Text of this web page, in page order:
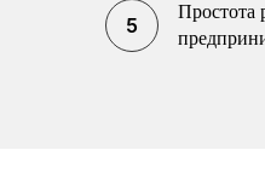
Простота